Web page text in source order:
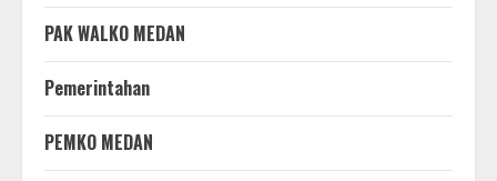
PAK WALKO MEDAN
Pemerintahan
PEMKO MEDAN